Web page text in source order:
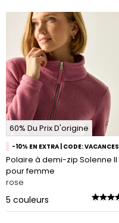
60% Du Prix D'origine
-10% EN EXTRA | CODE: VACANCES
Polaire à demi-zip Solenne II
pour femme
rose
5 couleurs